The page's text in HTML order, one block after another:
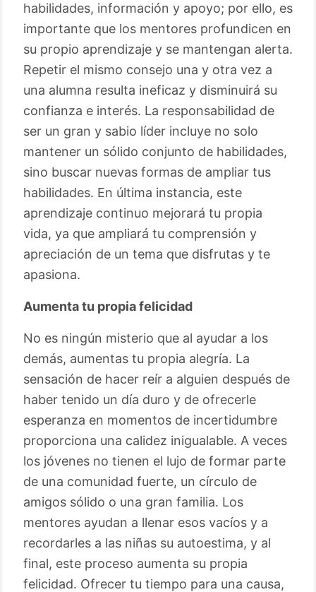
habilidades, información y apoyo; por ello, es
importante que los mentores profundicen en
su propio aprendizaje y se mantengan alerta.
Repetir el mismo consejo una y otra vez a
una alumna resulta ineficaz y disminuirá su
confianza e interés. La responsabilidad de
ser un gran y sabio líder incluye no solo
mantener un sólido conjunto de habilidades,
sino buscar nuevas formas de ampliar tus
habilidades. En última instancia, este
aprendizaje continuo mejorará tu propia
vida, ya que ampliará tu comprensión y
apreciación de un tema que disfrutas y te
apasiona.
Aumenta tu propia felicidad
No es ningún misterio que al ayudar a los
demás, aumentas tu propia alegría. La
sensación de hacer reír a alguien después de
haber tenido un día duro y de ofrecerle
esperanza en momentos de incertidumbre
proporciona una calidez inigualable. A veces
los jóvenes no tienen el lujo de formar parte
de una comunidad fuerte, un círculo de
amigos sólido o una gran familia. Los
mentores ayudan a llenar esos vacíos y a
recordarles a las niñas su autoestima, y al
final, este proceso aumenta su propia
felicidad. Ofrecer tu tiempo para una causa,